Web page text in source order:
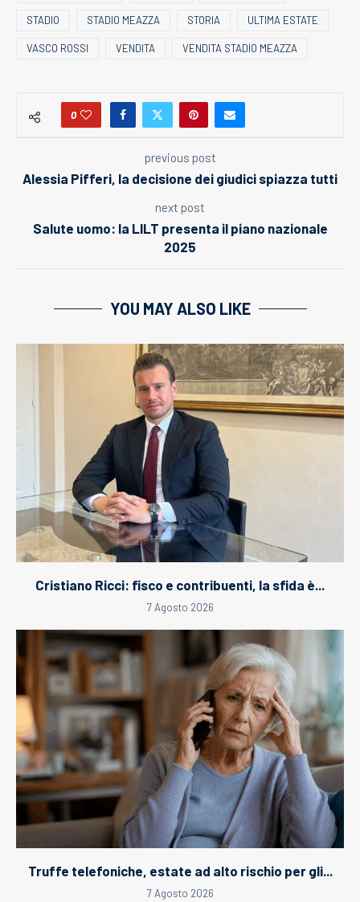
STADIO STADIO MEAZZA STORIA ULTIMA ESTATE
VASCO ROSSI VENDITA VENDITA STADIO MEAZZA
0
previous post
Alessia Pifferi, la decisione dei giudici spiazza tutti
next post
Salute uomo: la LILT presenta il piano nazionale
2025
YOU MAY ALSO LIKE
Cristiano Ricci: fisco e contribuenti, la sfida è...
7 Agosto 2026
Truffe telefoniche, estate ad alto rischio per gli...
7 Agosto 2026